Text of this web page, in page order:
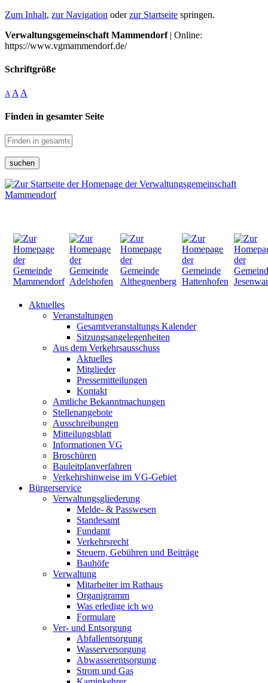
Zum Inhalt, zur Navigation oderzur Startseite springen.
Verwaltungsgemeinschaft Mammendorf| Online:
https://www.vgmammendorf.de/
Schriftgröße
A A A
Finden in gesamter Seite
suchen
Aktuelles
Veranstaltungen
Gesamtveranstaltungs Kalender
Sitzungsangelegenheiten
Aus dem Verkehrsausschuss
Aktuelles
Mitglieder
Pressemitteilungen
Kontakt
Amtliche Bekanntmachungen
Stellenangebote
Ausschreibungen
Mitteilungsblatt
Informationen VG
Broschüren
Bauleitplanverfahren
Verkehrshinweise im VG-Gebiet
Bürgerservice
Verwaltungsgliederung
Melde- & Passwesen
Standesamt
Fundamt
Verkehrsrecht
Steuern, Gebühren und Beiträge
Bauhöfe
Verwaltung
Mitarbeiter im Rathaus
Organigramm
Was erledige ich wo
Formulare
Ver- und Entsorgung
Abfallentsorgung
Wasserversorgung
Abwasserentsorgung
Strom und Gas